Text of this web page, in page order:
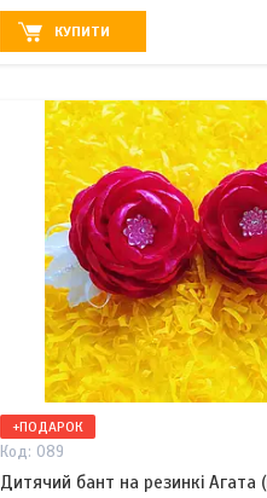
КУПИТИ
+ПОДАРОК
089
Дитячий бант на резинкі Агата